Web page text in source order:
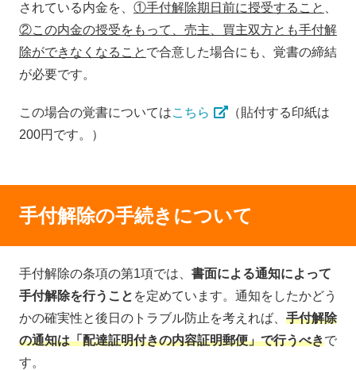
されている内金を、 ①手付解除期日前に授受すること
②この内金の授受をもって、売主、買主双方とも手付解
除ができなくなること で合意した場合にも、覚書の締結
が必要です。
この場合の覚書については こちら
（貼付する印紙は
200円です。）
手付解除の手続きについて
手付解除の条項の第1項では、 書面による通知によって
手付解除を行うこと を定めています。通知をしたかどう
かの確実性と後日のトラブル防止を考えれば、 手付解除
の通知は「配達証明付きの内容証明郵便」で行うべきで
す。